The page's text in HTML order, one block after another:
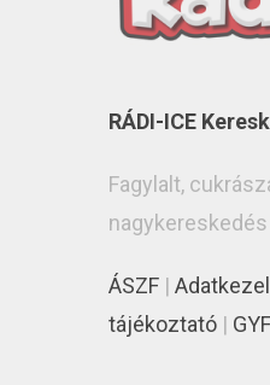
RÁDI-ICE
Fagylalt,
nagykereskedés
ÁSZF |
tájékoztató |